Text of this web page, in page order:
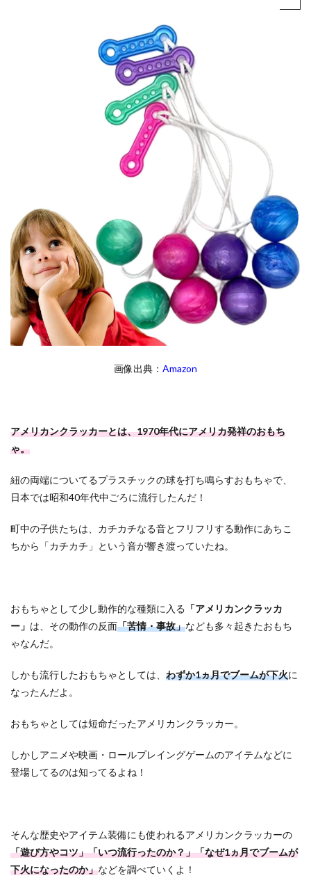
画像出典： Amazon
アメリカンクラッカーとは、1970年代にアメリカ発祥のおもち
ゃ。
紐の両端についてるプラスチックの球を打ち鳴らすおもちゃで、
日本では昭和40年代中ごろに流行したんだ！
町中の子供たちは、カチカチなる音とフリフリする動作にあちこ
ちから「カチカチ」という音が響き渡っていたね。
おもちゃとして少し動作的な種類に入る 「アメリカンクラッカ
ー」 は、その動作の反面「苦情・事故」なども多々起きたおもち
ゃなんだ。
しかも流行したおもちゃとしては、 わずか1ヵ月でブームが下火に
なったんだよ。
おもちゃとしては短命だったアメリカンクラッカー。
しかしアニメや映画・ロールプレイングゲームのアイテムなどに
登場してるのは知ってるよね！
そんな歴史やアイテム装備にも使われるアメリカンクラッカーの
「遊び方やコツ」「いつ流行ったのか？」「なぜ1ヵ月でブームが
下火になったのか」などを調べていくよ！